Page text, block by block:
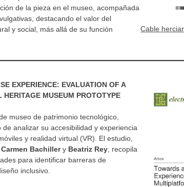
de la pieza en el museo, acompañada
destacando el valor del
y social, más allá de su función
Cable
EXPERIENCE: EVALUATION OF A
MUSEUM PROTOTYPE
museo de patrimonio tecnológico,
analizar su accesibilidad y experiencia
y realidad virtual (VR). El estudio,
Carmen Bachillery Beatriz Rey , recopila
para identificar barreras de
inclusivo.